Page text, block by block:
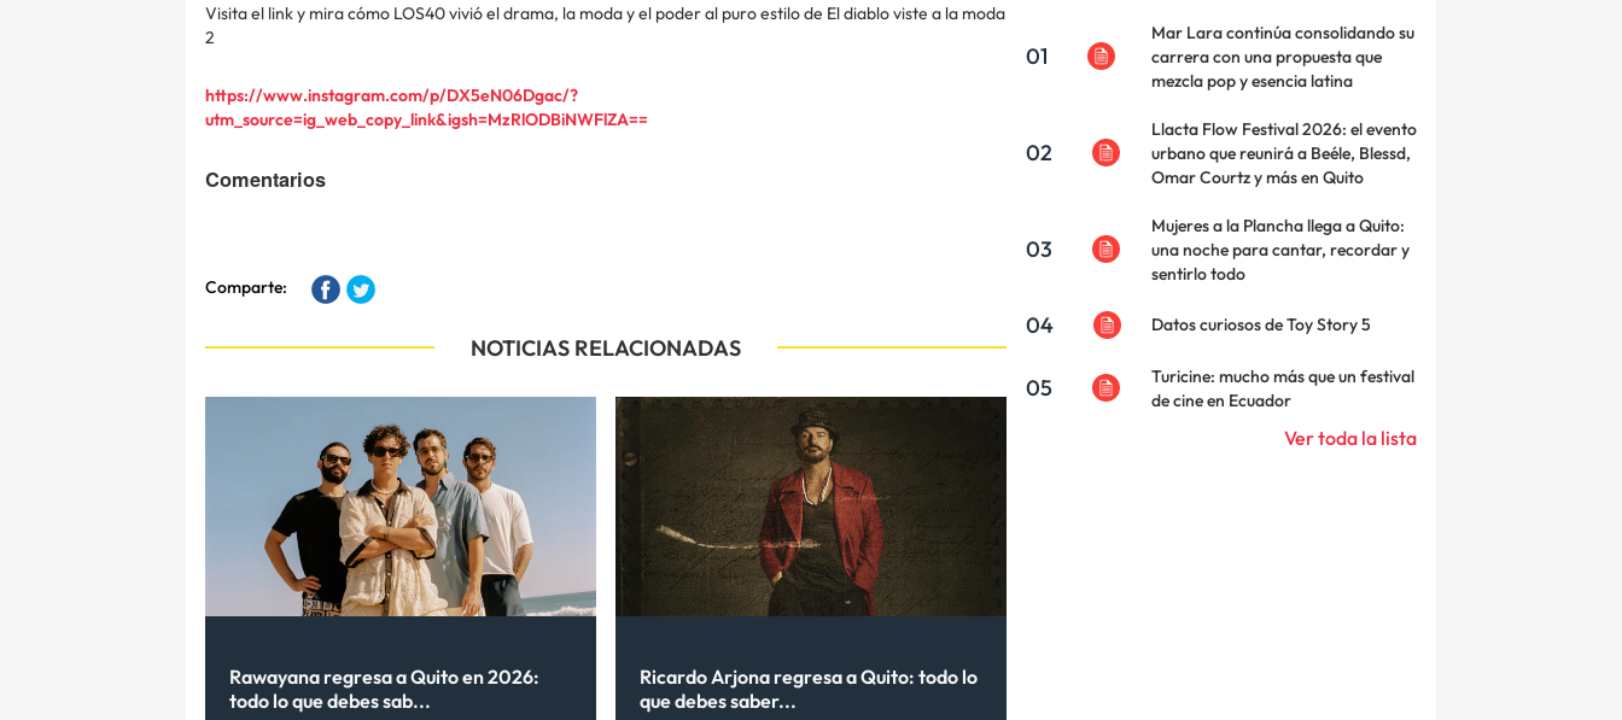
Visita el link y mira cómo LOS40 vivió el drama, la moda y el poder al puro estilo de El diablo viste a la moda
2
https://www.instagram.com/p/DX5eN06Dgac/?
utm_source=ig_web_copy_link&igsh=MzRlODBiNWFlZA==
Comentarios
Comparte:
NOTICIAS RELACIONADAS
Rawayana regresa a Quito en 2026:
todo lo que debes sab...
Ricardo Arjona regresa a Quito: todo lo
que debes saber...
01
Mar Lara continúa consolidando su
carrera con una propuesta que
mezcla pop y esencia latina
02
Llacta Flow Festival 2026: el evento
urbano que reunirá a Beéle, Blessd,
Omar Courtz y más en Quito
03
Mujeres a la Plancha llega a Quito:
una noche para cantar, recordar y
sentirlo todo
04 Datos curiosos de Toy Story 5
05
Turicine: mucho más que un festival
de cine en Ecuador
Ver toda la lista